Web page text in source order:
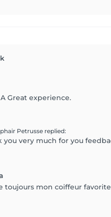
Great experience.
Petrusse replied:
you very much for you
toujours mon coiffeur